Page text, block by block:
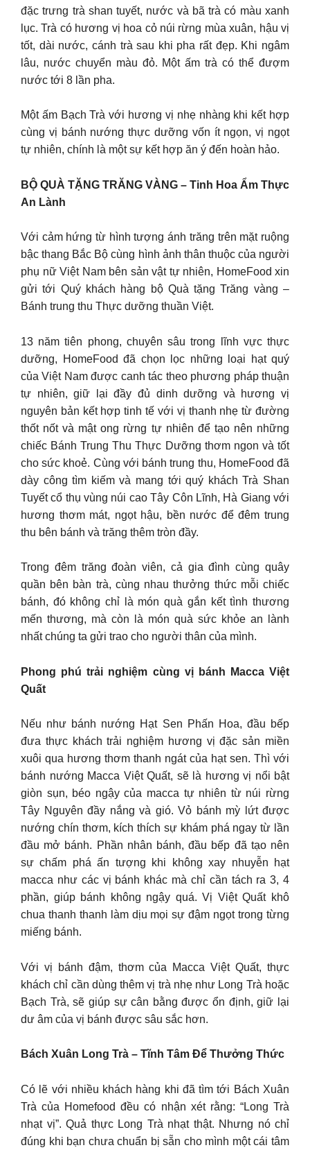
đặc trưng trà shan tuyết, nước và bã trà có màu xanh
lục. Trà có hương vị hoa cỏ núi rừng mùa xuân, hậu vị
tốt, dài nước, cánh trà sau khi pha rất đẹp. Khi ngâm
lâu, nước chuyển màu đỏ. Một ấm trà có thể đượm
nước tới 8 lần pha.
Một ấm Bạch Trà với hương vị nhẹ nhàng khi kết hợp
cùng vị bánh nướng thực dưỡng vốn ít ngọn, vị ngọt
tự nhiên, chính là một sự kết hợp ăn ý đến hoàn hảo.
BỘ QUÀ TẶNG TRĂNG VÀNG – Tinh Hoa Ẩm Thực
An Lành
Với cảm hứng từ hình tượng ánh trăng trên mặt ruộng
bậc thang Bắc Bộ cùng hình ảnh thân thuộc của người
phụ nữ Việt Nam bên sản vật tự nhiên, HomeFood xin
gửi tới Quý khách hàng bộ Quà tặng Trăng vàng –
Bánh trung thu Thực dưỡng thuần Việt.
13 năm tiên phong, chuyên sâu trong lĩnh vực thực
dưỡng, HomeFood đã chọn lọc những loại hạt quý
của Việt Nam được canh tác theo phương pháp thuận
tự nhiên, giữ lại đầy đủ dinh dưỡng và hương vị
nguyên bản kết hợp tinh tế với vị thanh nhẹ từ đường
thốt nốt và mật ong rừng tự nhiên để tạo nên những
chiếc Bánh Trung Thu Thực Dưỡng thơm ngon và tốt
cho sức khoẻ. Cùng với bánh trung thu, HomeFood đã
dày công tìm kiếm và mang tới quý khách Trà Shan
Tuyết cổ thụ vùng núi cao Tây Côn Lĩnh, Hà Giang với
hương thơm mát, ngọt hậu, bền nước để đêm trung
thu bên bánh và trăng thêm tròn đầy.
Trong đêm trăng đoàn viên, cả gia đình cùng quây
quần bên bàn trà, cùng nhau thưởng thức mỗi chiếc
bánh, đó không chỉ là món quà gắn kết tình thương
mến thương, mà còn là món quà sức khỏe an lành
nhất chúng ta gửi trao cho người thân của mình.
Phong phú trải nghiệm cùng vị bánh Macca Việt
Quất
Nếu như bánh nướng Hạt Sen Phấn Hoa, đầu bếp
đưa thực khách trải nghiệm hương vị đặc sản miền
xuôi qua hương thơm thanh ngát của hạt sen. Thì với
bánh nướng Macca Việt Quất, sẽ là hương vị nổi bật
giòn sụn, béo ngậy của macca tự nhiên từ núi rừng
Tây Nguyên đầy nắng và gió. Vỏ bánh mỳ lứt được
nướng chín thơm, kích thích sự khám phá ngay từ lần
đầu mở bánh. Phần nhân bánh, đầu bếp đã tạo nên
sự chấm phá ấn tượng khi không xay nhuyễn hạt
macca như các vị bánh khác mà chỉ cần tách ra 3, 4
phần, giúp bánh không ngậy quá. Vị Việt Quất khô
chua thanh thanh làm dịu mọi sự đậm ngọt trong từng
miếng bánh.
Với vị bánh đậm, thơm của Macca Việt Quất, thực
khách chỉ cần dùng thêm vị trà nhẹ như Long Trà hoặc
Bạch Trà, sẽ giúp sự cân bằng được ổn định, giữ lại
dư âm của vị bánh được sâu sắc hơn.
Bách Xuân Long Trà – Tĩnh Tâm Để Thưởng Thức
Có lẽ với nhiều khách hàng khi đã tìm tới Bách Xuân
Trà của Homefood đều có nhận xét rằng: “Long Trà
nhạt vị”. Quả thực Long Trà nhạt thật. Nhưng nó chỉ
đúng khi bạn chưa chuẩn bị sẵn cho mình một cái tâm